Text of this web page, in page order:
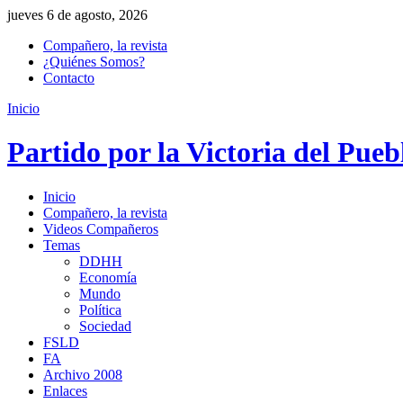
jueves 6 de agosto, 2026
Compañero, la revista
¿Quiénes Somos?
Contacto
Inicio
Partido por la Victoria del
Inicio
Compañero, la revista
Videos Compañeros
Temas
DDHH
Economía
Mundo
Política
Sociedad
FSLD
FA
Archivo 2008
Enlaces